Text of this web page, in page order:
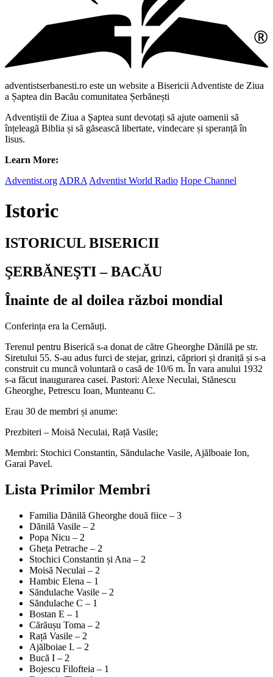
adventistserbanesti.ro este un website a Bisericii Adventiste de Ziua
a Șaptea din Bacău comunitatea Șerbănești
Adventiștii de Ziua a Șaptea sunt devotați să ajute oamenii să
înțeleagă Biblia și să găsească libertate, vindecare și speranță în
Iisus.
Learn More:
Adventist.org ADRA Adventist World Radio Hope Channel
Istoric
ISTORICUL BISERICII
ŞERBĂNEŞTI – BACĂU
Înainte de al doilea război mondial
Conferința era la Cernăuți.
Terenul pentru Biserică s-a donat de către Gheorghe Dănilă pe str.
Siretului 55. S-au adus furci de stejar, grinzi, căpriori și draniță și s-a
construit cu muncă voluntară o casă de 10/6 m. În vara anului 1932
s-a făcut inaugurarea casei. Pastori: Alexe Neculai, Stănescu
Gheorghe, Petrescu Ioan, Munteanu C.
Erau 30 de membri și anume:
Prezbiteri – Moisă Neculai, Rață Vasile;
Membri: Stochici Constantin, Săndulache Vasile, Ajălboaie Ion,
Garai Pavel.
Lista Primilor Membri
Familia Dănilă Gheorghe două fiice – 3
Dănilă Vasile – 2
Popa Nicu – 2
Gheța Petrache – 2
Stochici Constantin și Ana – 2
Moisă Neculai – 2
Hambic Elena – 1
Săndulache Vasile – 2
Săndulache C – 1
Bostan E – 1
Cărăușu Toma – 2
Rață Vasile – 2
Ajălboiae I. – 2
Bucă I – 2
Bojescu Filofteia – 1